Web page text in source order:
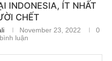
INDONESIA, ÍT NHẤT
CHẾT
November 23, 2022
0
luận